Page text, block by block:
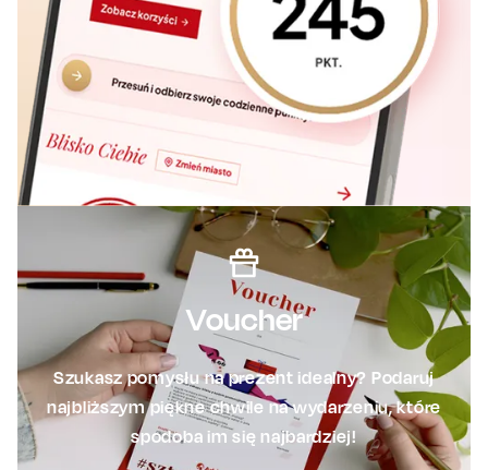
Voucher
Szukasz pomysłu na prezent idealny? Podaruj
najbliższym piękne chwile na wydarzeniu, które
spodoba im się najbardziej!